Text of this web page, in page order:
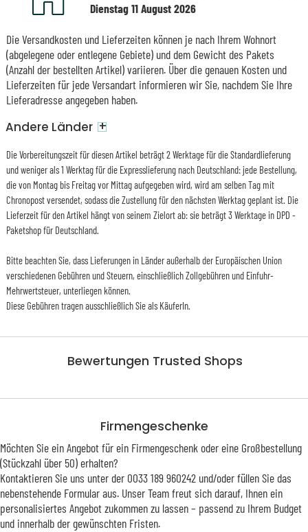
Bewertungen Trusted Shops
Dienstag 11 August 2026
Die Versandkosten und Lieferzeiten können je nach Ihrem Wohnort
(abgelegene oder entlegene Gebiete) und dem Gewicht des Pakets
(Anzahl der bestellten Artikel) variieren. Über die genauen Kosten und
Lieferzeiten für jede Versandart informieren wir Sie, nachdem Sie Ihre
Lieferadresse angegeben haben.
Andere Länder +
Die Vorbereitungszeit für diesen Artikel beträgt 2 Werktage für die Standardlieferung
und weniger als 1 Werktag für die Expresslieferung nach Deutschland: jede Bestellung,
die von Montag bis Freitag vor Mittag aufgegeben wird, wird am selben Tag mit
Chronopost versendet, sodass die Zustellung für den nächsten Werktag geplant ist. Die
Lieferzeit für den Artikel hängt von seinem Zielort ab: sie beträgt 3 Werktage in DPD -
Paketshop für Deutschland.
Bitte beachten Sie, dass Lieferungen in Länder außerhalb der Europäischen Union
verschiedenen Gebühren und Steuern, einschließlich Zollgebühren und Einfuhr-
Mehrwertsteuer, unterliegen können.
Diese Gebühren tragen ausschließlich Sie als KäuferIn.
Firmengeschenke
Möchten Sie ein Angebot für ein Firmengeschenk oder eine Großbestellung
(Stückzahl über 50) erhalten?
Kontaktieren Sie uns unter der 0033 189 960242 und/oder füllen Sie das
nebenstehende Formular aus. Unser Team freut sich darauf, Ihnen ein
personalisiertes Angebot zukommen zu lassen – passend zu Ihrem Budget
und innerhalb der gewünschten Fristen.